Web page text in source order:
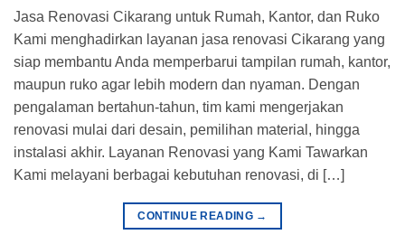
Jasa Renovasi Cikarang untuk Rumah, Kantor, dan Ruko
Kami menghadirkan layanan jasa renovasi Cikarang yang
siap membantu Anda memperbarui tampilan rumah, kantor,
maupun ruko agar lebih modern dan nyaman. Dengan
pengalaman bertahun-tahun, tim kami mengerjakan
renovasi mulai dari desain, pemilihan material, hingga
instalasi akhir. Layanan Renovasi yang Kami Tawarkan
Kami melayani berbagai kebutuhan renovasi, di […]
CONTINUE READING →